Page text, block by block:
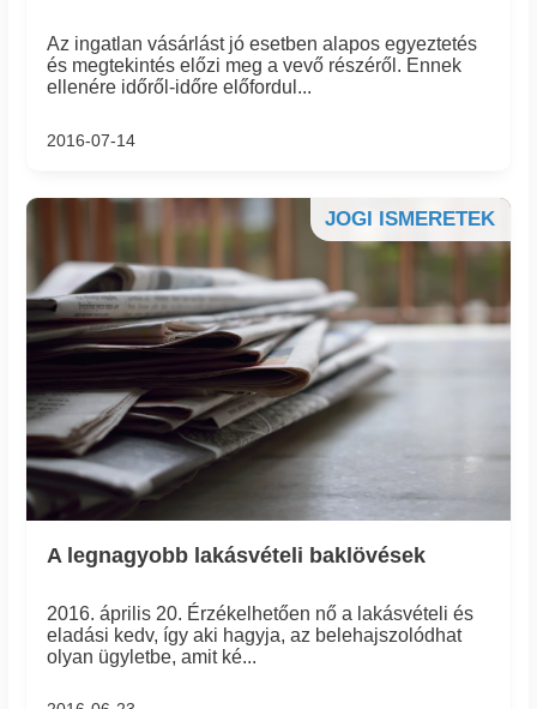
Az ingatlan vásárlást jó esetben alapos egyeztetés
és megtekintés előzi meg a vevő részéről. Ennek
ellenére időről-időre előfordul...
2016-07-14
JOGI ISMERETEK
A legnagyobb lakásvételi baklövések
2016. április 20. Érzékelhetően nő a lakásvételi és
eladási kedv, így aki hagyja, az belehajszolódhat
olyan ügyletbe, amit ké...